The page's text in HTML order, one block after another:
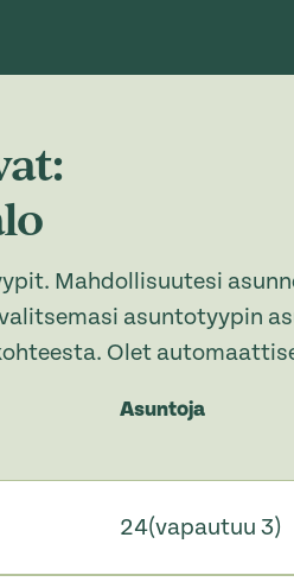
Mahdollisuutesi
asuntotyypin
Olet
Asuntoja
24(vapautuu 3)